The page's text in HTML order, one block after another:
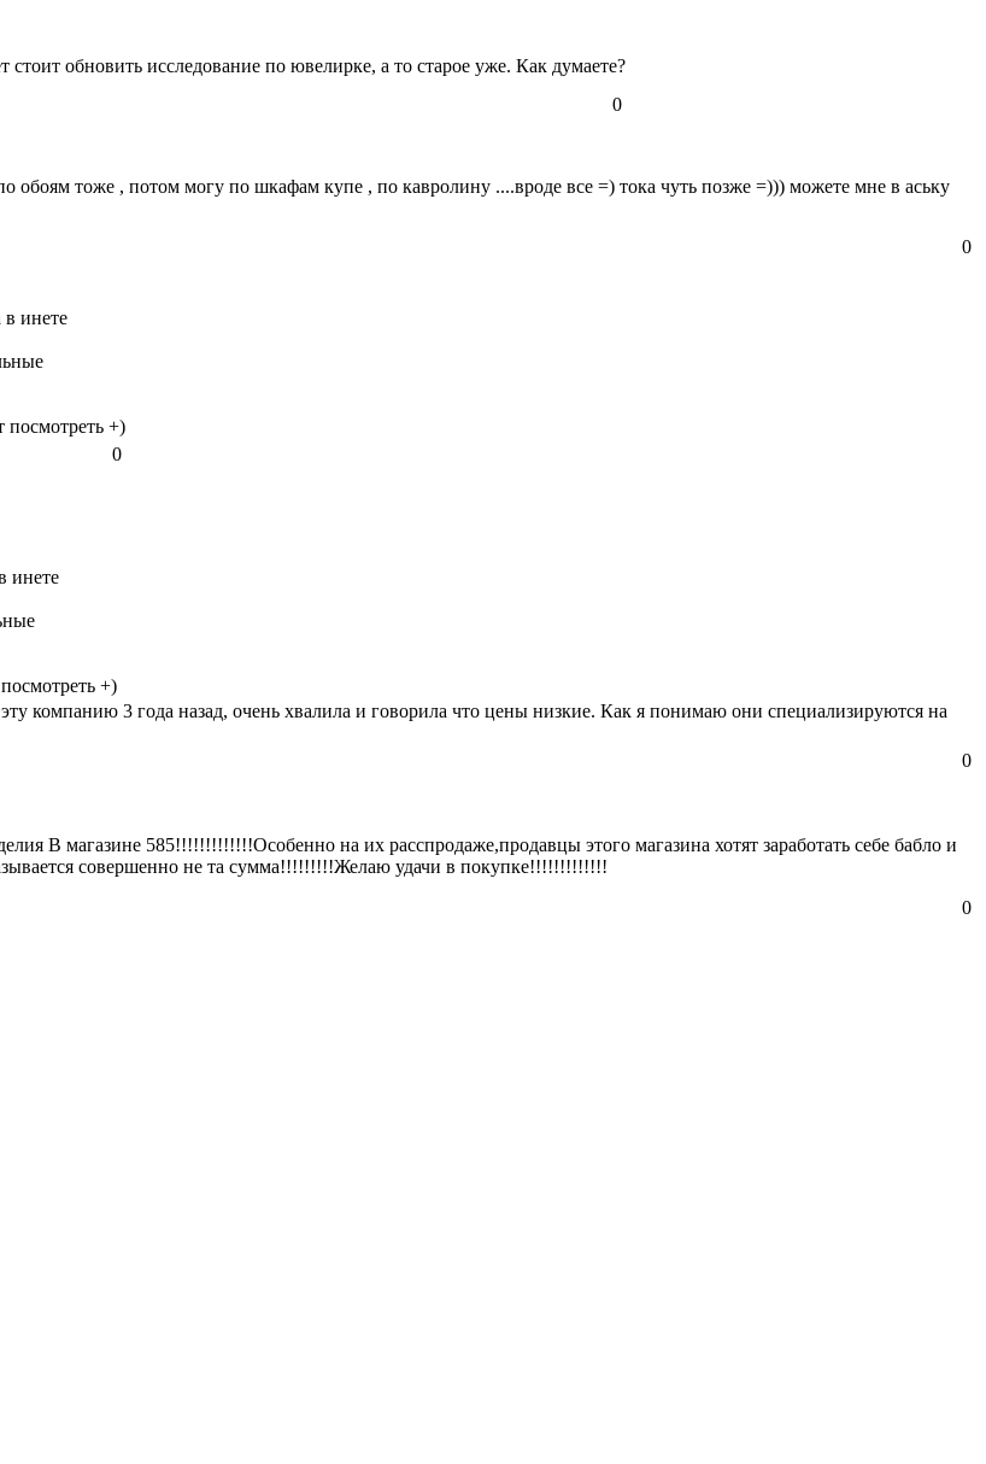
обновить исследование по ювелирке, а то старое уже. Как думаете?
0
тоже , потом могу по шкафам купе , по кавролину ....вроде все =) тока чуть позже =))) можете мне в аську
0
инете
посмотреть +)
0
инете
+)
компанию 3 года назад, очень хвалила и говорила что цены низкие. Как я понимаю они специализируются на
0
В магазине 585!!!!!!!!!!!!!Особенно на их расспродаже,продавцы этого магазина хотят заработать себе бабло и
совершенно не та сумма!!!!!!!!!Желаю удачи в покупке!!!!!!!!!!!!!
0